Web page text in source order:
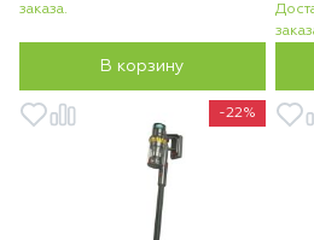
заказа.
В корзину
-22%